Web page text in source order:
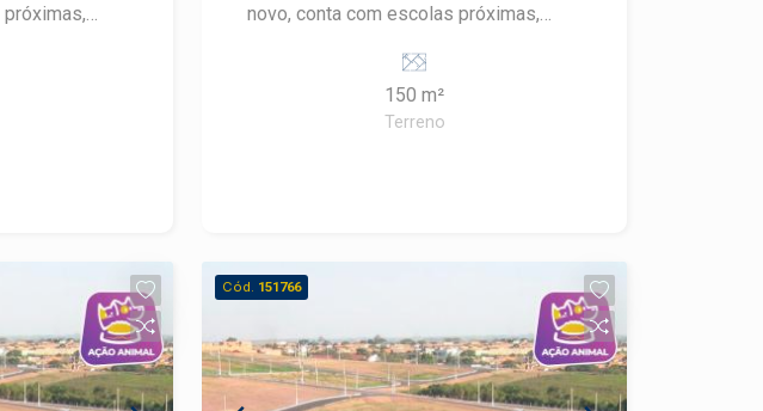
A
construção.
novo, conta com escolas próximas,
potencial para novos comércios. A
venda pode ser feita com
financiamento para casa e construção.
150 m²
Terreno
Cód. 151766